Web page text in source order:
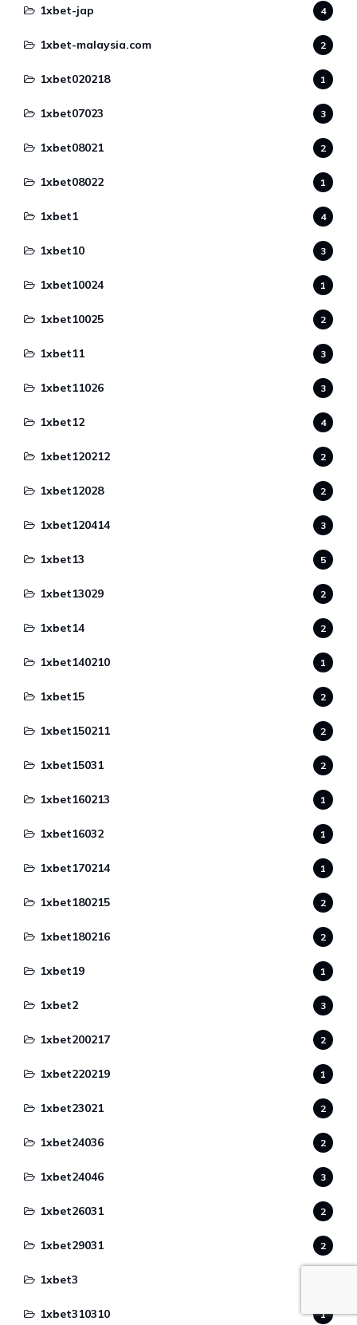
1xbet-jap 4
1xbet-malaysia.com 2
1xbet020218 1
1xbet07023 3
1xbet08021 2
1xbet08022 1
1xbet1 4
1xbet10 3
1xbet10024 1
1xbet10025 2
1xbet11 3
1xbet11026 3
1xbet12 4
1xbet120212 2
1xbet12028 2
1xbet120414 3
1xbet13 5
1xbet13029 2
1xbet14 2
1xbet140210 1
1xbet15 2
1xbet150211 2
1xbet15031 2
1xbet160213 1
1xbet16032 1
1xbet170214 1
1xbet180215 2
1xbet180216 2
1xbet19 1
1xbet2 3
1xbet200217 2
1xbet220219 1
1xbet23021 2
1xbet24036 2
1xbet24046 3
1xbet26031 2
1xbet29031 2
1xbet3
1xbet310310 1